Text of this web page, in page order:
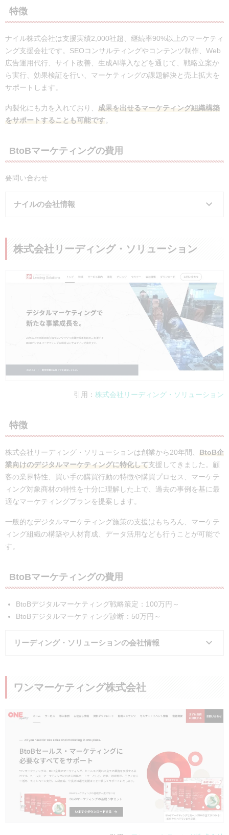
特徴
ナイル株式会社は支援実績2,000社超、継続率90%以上のマーケティ
ング支援会社です。SEOコンサルティングやコンテンツ制作、Web
広告運用代行、サイト改善、生成AI導入などを通じて、戦略立案か
ら実行、効果検証を行い、マーケティングの課題解決と売上拡大を
サポートします。
内製化にも力を入れており、 成果を出せるマーケティング組織構築
をサポートすることも可能です。
BtoBマーケティングの費用
要問い合わせ
ナイルの会社情報
ホリゾンタルDX事業
自動車産業DX事業
電話番号
公式サイト https://nyle.co.jp/
実績・事例 株式会社スクロール360、アドビ株式会
株式会社リーディング・ソリューション
引用： 株式会社リーディング・ソリューション
特徴
株式会社リーディング・ソリューションは創業から20年間、 BtoB企
業向けのデジタルマーケティングに特化して支援してきました。顧
客の業界特性、買い手の購買行動の特徴や購買プロセス、マーケテ
ィング対象商材の特性を十分に理解した上で、過去の事例を基に最
適なマーケティングプランを提案します。
一般的なデジタルマーケティング施策の支援はもちろん、マーケテ
ィング組織の構築や人材育成、データ活用なども行うことが可能で
す。
BtoBマーケティングの費用
BtoBデジタルマーケティング戦略策定：100万円～
BtoBデジタルマーケティング診断：50万円～
リーディング・ソリューションの会社情報
事業内容
BtoB企業向けデジタルマーケティング
電話番号 03-5860-3601
公式サイト https://www.leading-solutions.co.jp/
実績・事例 要問い合わせ
ワンマーケティング株式会社